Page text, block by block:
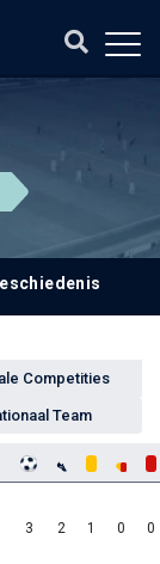
Competities
Team
3 2 1 0 0